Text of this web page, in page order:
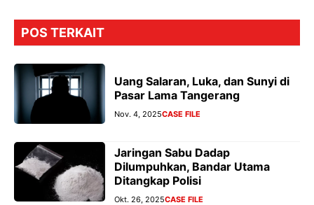
POS TERKAIT
Uang Salaran, Luka, dan Sunyi di
Pasar Lama Tangerang
Nov. 4, 2025CASE FILE
Jaringan Sabu Dadap
Dilumpuhkan, Bandar Utama
Ditangkap Polisi
Okt. 26, 2025CASE FILE